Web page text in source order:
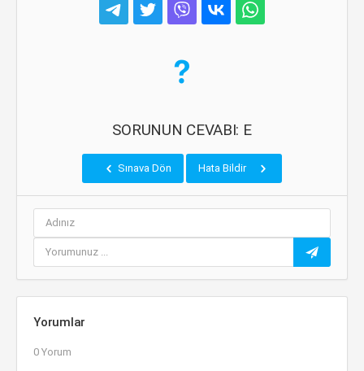
SORUNUN CEVABI: E
Sınava Dön Hata Bildir
Yorumlar
0 Yorum